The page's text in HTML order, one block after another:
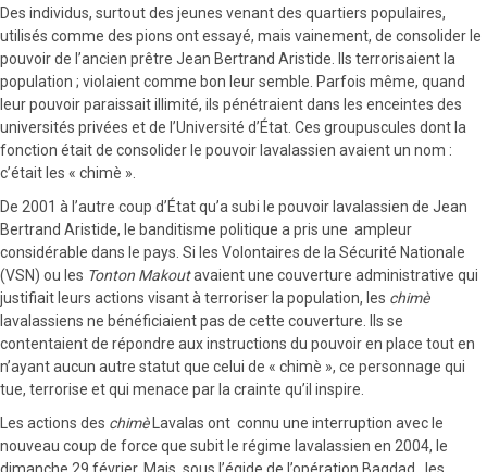
Des individus, surtout des jeunes venant des quartiers populaires,
utilisés comme des pions ont essayé, mais vainement, de consolider le
pouvoir de l’ancien prêtre Jean Bertrand Aristide. Ils terrorisaient la
population ; violaient comme bon leur semble. Parfois même, quand
leur pouvoir paraissait illimité, ils pénétraient dans les enceintes des
universités privées et de l’Université d’État. Ces groupuscules dont la
fonction était de consolider le pouvoir lavalassien avaient un nom :
c’était les « chimè ».
De 2001 à l’autre coup d’État qu’a subi le pouvoir lavalassien de Jean
Bertrand Aristide, le banditisme politique a pris une ampleur
considérable dans le pays. Si les Volontaires de la Sécurité Nationale
(VSN) ou les Tonton Makoutavaient une couverture administrative qui
justifiait leurs actions visant à terroriser la population, les chimè
lavalassiens ne bénéficiaient pas de cette couverture. Ils se
contentaient de répondre aux instructions du pouvoir en place tout en
n’ayant aucun autre statut que celui de « chimè », ce personnage qui
tue, terrorise et qui menace par la crainte qu’il inspire.
Les actions des chimè Lavalas ont connu une interruption avec le
nouveau coup de force que subit le régime lavalassien en 2004, le
dimanche 29 février. Mais, sous l’égide de l’opération Bagdad, les